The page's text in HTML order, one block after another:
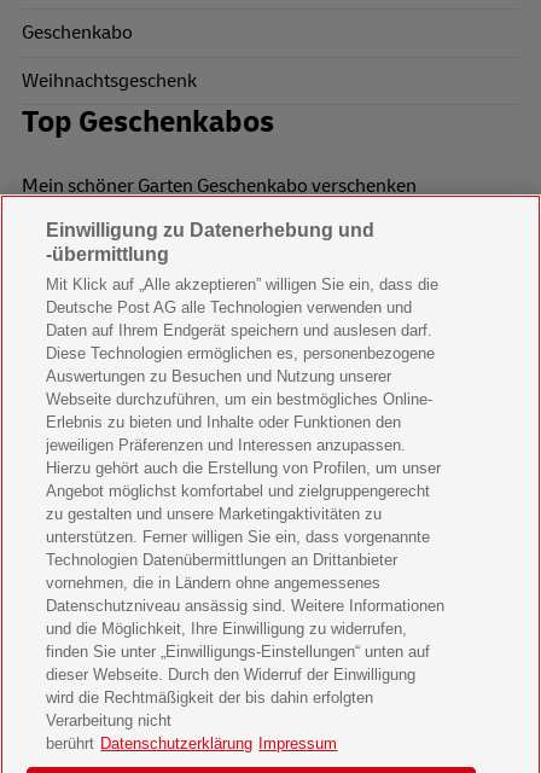
Geschenkabo
Weihnachtsgeschenk
Top Geschenkabos
Mein schöner Garten Geschenkabo verschenken
Wohnen & Garten Geschenkabo verschenken
Mein schönes Land Geschenkabo verschenken
Bild der Frau Geschenkabo verschenken
11 Freunde Geschenkabo verschenken
LEGO Ninjago Magazin Geschenkabo verschenken
Brigitte Geschenkabo verschenken
GEOlino Geschenkabo verschenken
Stern Crime Geschenkabo verschenken
Welt der Wunder Geschenkabo verschenken
GEO Geschenkabo verschenken
Einwilligung zu Datenerhebung und
-übermittlung
Mit Klick auf „Alle akzeptieren” willigen Sie ein, dass die
Deutsche Post AG alle Technologien verwenden und
Daten auf Ihrem Endgerät speichern und auslesen darf.
Diese Technologien ermöglichen es, personenbezogene
Auswertungen zu Besuchen und Nutzung unserer
Webseite durchzuführen, um ein bestmögliches Online-
Erlebnis zu bieten und Inhalte oder Funktionen den
jeweiligen Präferenzen und Interessen anzupassen.
Hierzu gehört auch die Erstellung von Profilen, um unser
Angebot möglichst komfortabel und zielgruppengerecht
zu gestalten und unsere Marketingaktivitäten zu
unterstützen. Ferner willigen Sie ein, dass vorgenannte
Technologien Datenübermittlungen an Drittanbieter
vornehmen, die in Ländern ohne angemessenes
Datenschutzniveau ansässig sind. Weitere Informationen
und die Möglichkeit, Ihre Einwilligung zu widerrufen,
finden Sie unter „Einwilligungs-Einstellungen“ unten auf
dieser Webseite. Durch den Widerruf der Einwilligung
wird die Rechtmäßigkeit der bis dahin erfolgten
Verarbeitung nicht
berührt Datenschutzerklärung Impressum